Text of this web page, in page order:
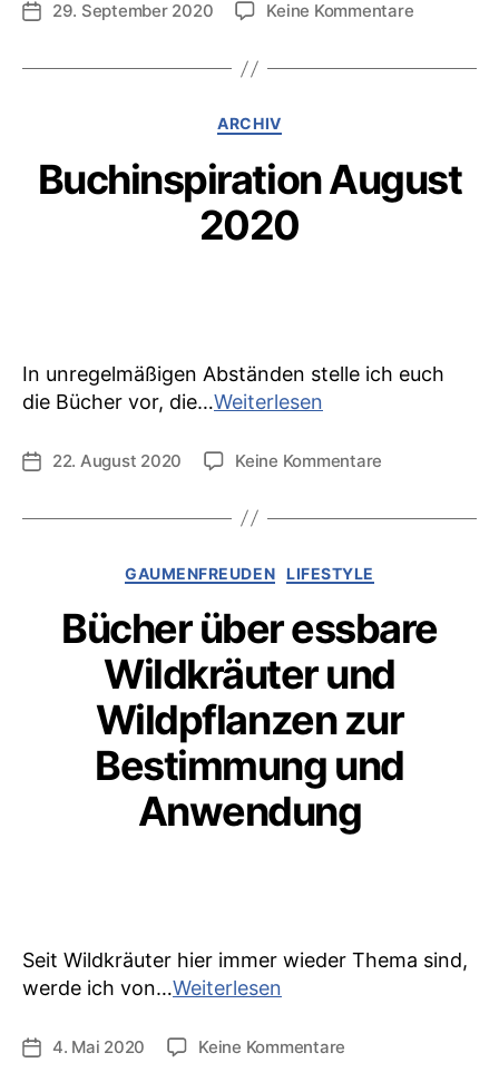
2020
Veröffentlichungsdatum
29. September 2020 Keine Kommentarezu
Kategorien
ARCHIV
Buchinspiration August
2020
In unregelmäßigen Abständen stelle ich euch
die Bücher vor, die…Weiterlesen
2020
Veröffentlichungsdatum
22. August 2020 Keine Kommentare
Kategorien
GAUMENFREUDEN LIFESTYLE
Bücher über essbare
Wildkräuter und
Wildpflanzen zur
Bestimmung und
Anwendung
Seit Wildkräuter hier immer wieder Thema sind,
werde ich von…Weiterlesen
essbare
Veröffentlichungsdatum
4. Mai 2020 Keine Kommentare